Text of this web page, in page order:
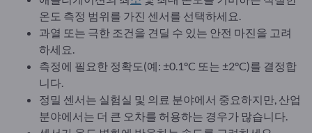
온도 측정 범위를 가진 센서를 선택하세요.
과열 또는 극한 조건을 견딜 수 있는 안전 마진을 고려
하세요.
측정에 필요한 정확도(예: ±0.1°C 또는 ±2°C)를 결정합
니다.
정밀 센서는 실험실 및 의료 분야에서 중요하지만, 산업
분야에서는 더 큰 오차를 허용하는 경우가 많습니다.